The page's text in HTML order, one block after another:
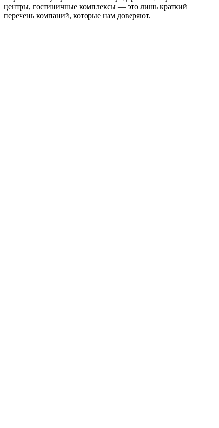
центры, гостиничные комплексы — это лишь краткий
перечень компаний, которые нам доверяют.